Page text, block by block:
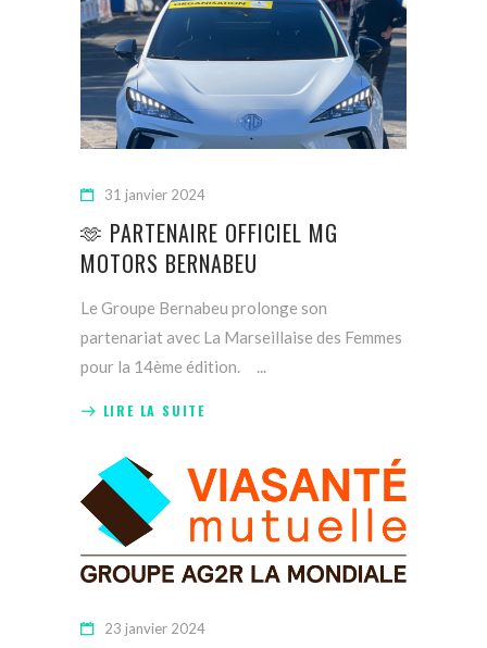
31 janvier 2024
🫶 PARTENAIRE OFFICIEL MG
MOTORS BERNABEU
Le Groupe Bernabeu prolonge son
partenariat avec La Marseillaise des Femmes
pour la 14ème édition.
LIRE LA SUITE
23 janvier 2024